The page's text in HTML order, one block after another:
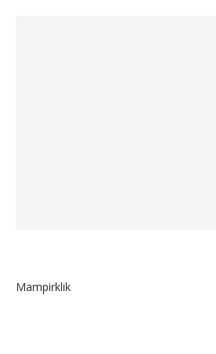
Mampirklik